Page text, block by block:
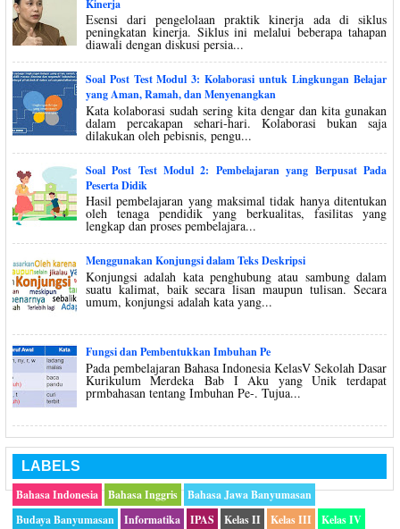
Kinerja
Esensi dari pengelolaan praktik kinerja ada di siklus
peningkatan kinerja. Siklus ini melalui beberapa tahapan
diawali dengan diskusi persia...
Soal Post Test Modul 3: Kolaborasi untuk Lingkungan Belajar
yang Aman, Ramah, dan Menyenangkan
Kata kolaborasi sudah sering kita dengar dan kita gunakan
dalam percakapan sehari-hari. Kolaborasi bukan saja
dilakukan oleh pebisnis, pengu...
Soal Post Test Modul 2: Pembelajaran yang Berpusat Pada
Peserta Didik
Hasil pembelajaran yang maksimal tidak hanya ditentukan
oleh tenaga pendidik yang berkualitas, fasilitas yang
lengkap dan proses pembelajara...
Menggunakan Konjungsi dalam Teks Deskripsi
Konjungsi adalah kata penghubung atau sambung dalam
suatu kalimat, baik secara lisan maupun tulisan. Secara
umum, konjungsi adalah kata yang...
Fungsi dan Pembentukkan Imbuhan Pe
Pada pembelajaran Bahasa Indonesia KelasV Sekolah Dasar
Kurikulum Merdeka Bab I Aku yang Unik terdapat
prmbahasan tentang Imbuhan Pe-. Tujua...
LABELS
Bahasa Indonesia
Bahasa Inggris
Bahasa Jawa Banyumasan
Budaya Banyumasan
Informatika IPAS Kelas II Kelas III Kelas IV